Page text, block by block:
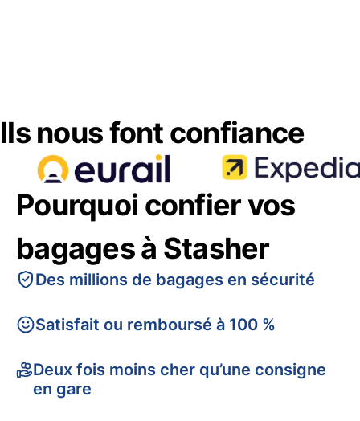
Ils nous font confiance
Pourquoi confier vos
bagages à Stasher
Des millions de bagages en sécurité
Satisfait ou remboursé à 100 %
Deux fois moins cher qu’une consigne
en gare